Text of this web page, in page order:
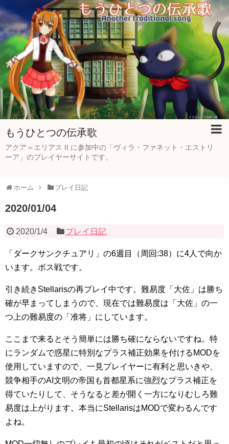
もうひとつの伝承歌
アクア＝エリアス II に参加中の「ヴィラ・ファネット・エストリ
ーア」のプレイヤーサイトです。
ホーム プレイ日記
2020/01/04
2020/1/4 プレイ日記
「ダークサンクチュアリ」の6週目（周回:38）に4人で向か
います。ボス戦です。
引き続きStellarisの再プレイ中です。難易度「大佐」は勝ち
確が早まってしまうので、現在では難易度は「大佐」の一
つ上の難易度の「准将」にしています。
ここまで来るとそう簡単には勝ち確にならないですね。特
にランダムで惑星に特別なプラス補正効果を付けるMODを
使用していますので、一見プレイヤーに有利と思いきや、
競争相手のAI文明の帝国も首都星系に強烈なプラス補正を
得ていたりして、そうなると差が開く一方になりむしろ難
易度は上がります。本当にStellarisはMODで変わるんです
よね。